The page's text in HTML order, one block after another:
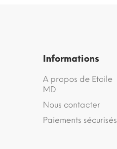
Informations
A propos de Etoile
MD
Nous contacter
Paiements sécurisés